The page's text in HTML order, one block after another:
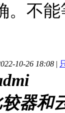
。不
10-26 18:08 |
器和